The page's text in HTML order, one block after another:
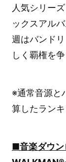
人気シリー
ックスアル
週はバンド
しく覇権を
※通常音源と
算したランキ
■音楽ダウン